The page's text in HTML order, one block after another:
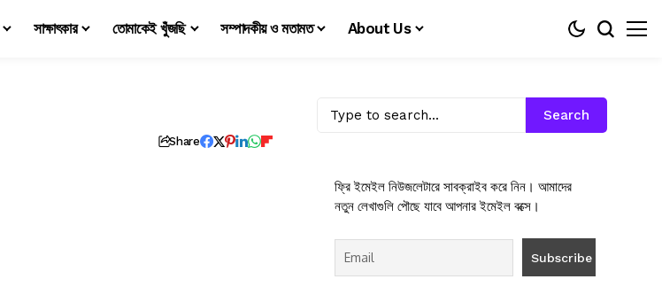
সাক্ষাৎকার তোমাকেই খুঁজছি সম্পাদকীয় ও মতামত About Us
Share
Search
ফ্রি ইমেইল নিউজলেটারে সাবক্রাইব করে নিন। আমাদের
নতুন লেখাগুলি পৌছে যাবে আপনার ইমেইল বক্সে।